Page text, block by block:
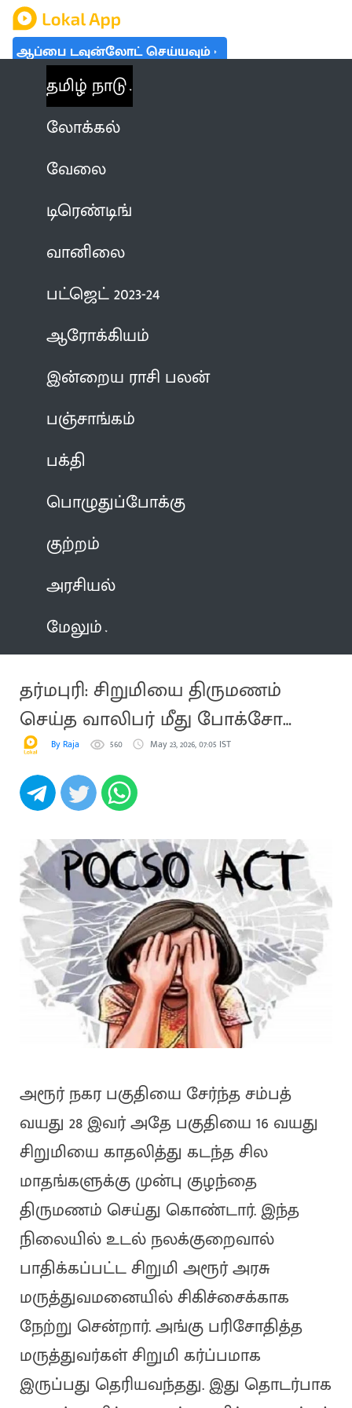
ஆப்பை டவுன்லோட் செய்யவும்
தமிழ் நாடு
லோக்கல்
வேலை
டிரெண்டிங்
வானிலை
பட்ஜெட் 2023-24
ஆரோக்கியம்
இன்றைய ராசி பலன்
பஞ்சாங்கம்
பக்தி
பொழுதுப்போக்கு
குற்றம்
அரசியல்
மேலும்
தர்மபுரி: சிறுமியை திருமணம்
செய்த வாலிபர் மீது போக்சோ
வழக்கு
By Raja 560 May 23, 2026, 07:05 IST
அரூர் நகர பகுதியை சேர்ந்த சம்பத்
வயது 28 இவர் அதே பகுதியை 16 வயது
சிறுமியை காதலித்து கடந்த சில
மாதங்களுக்கு முன்பு குழந்தை
திருமணம் செய்து கொண்டார். இந்த
நிலையில் உடல் நலக்குறைவால்
பாதிக்கப்பட்ட சிறுமி அரூர் அரசு
மருத்துவமனையில் சிகிச்சைக்காக
நேற்று சென்றார். அங்கு பரிசோதித்த
மருத்துவர்கள் சிறுமி கர்ப்பமாக
இருப்பது தெரியவந்தது. இது தொடர்பாக